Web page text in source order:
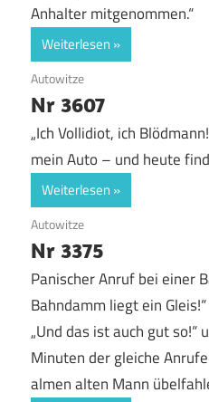
Anhalter mitgenommen.“
Weiterlesen
2. August 2017
Autowitze
Nr 3607
„Ich Vollidiot, ich
mein Auto – und heute
Weiterlesen
1. August 2017
Autowitze
Nr 3375
Panischer Anruf bei einer
Bahndamm liegt ein
„Und das ist auch gut so!“
Minuten der gleiche
almen alten Mann